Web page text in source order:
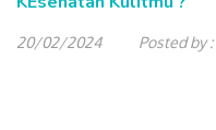
20/02/2024 Posted by :